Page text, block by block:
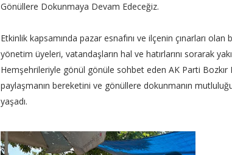
Gönüllere Dokunmaya Devam Edeceğiz.
Etkinlik kapsamında pazar esnafını ve ilçenin çınarları
yönetim üyeleri, vatandaşların hal ve hatırlarını sorarak
Hemşehrileriyle gönül gönüle sohbet eden AK Parti Bozkır
paylaşmanın bereketini ve gönüllere dokunmanın
yaşadı.